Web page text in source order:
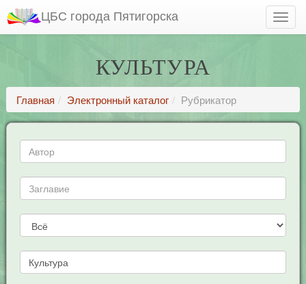
ЦБС города Пятигорска
КУЛЬТУРА
Главная Электронный каталог Рубрикатор